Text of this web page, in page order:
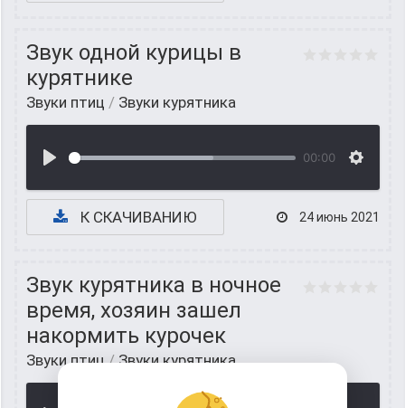
Звук одной курицы в
курятнике
Звуки птиц / Звуки курятника
00:00
К СКАЧИВАНИЮ 24 июнь 2021
Звук курятника в ночное
время, хозяин зашел
накормить курочек
Звуки птиц/Звуки курятника